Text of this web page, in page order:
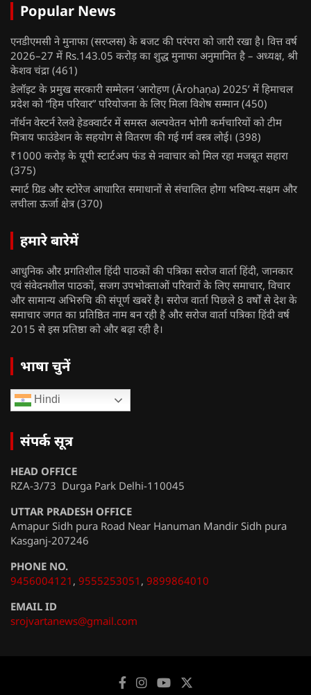
Popular News
एनडीएमसी ने मुनाफा (सरप्लस) के बजट की परंपरा को जारी रखा है। वित्त वर्ष
2026–27 में Rs.143.05 करोड़ का शुद्ध मुनाफा अनुमानित है – अध्यक्ष, श्री
केशव चंद्रा (461)
डेलॉइट के प्रमुख सरकारी सम्मेलन ‘आरोहण (Ārohaṇa) 2025’ में हिमाचल
प्रदेश को “हिम परिवार” परियोजना के लिए मिला विशेष सम्मान (450)
नॉर्थन वेस्टर्न रेलवे हेडक्वार्टर में समस्त अल्पवेतन भोगी कर्मचारियों को टीम
मित्राय फाउंडेशन के सहयोग से वितरण की गई गर्म वस्त्र लोई। (398)
₹1000 करोड़ के यूपी स्टार्टअप फंड से नवाचार को मिल रहा मजबूत सहारा
(375)
स्मार्ट ग्रिड और स्टोरेज आधारित समाधानों से संचालित होगा भविष्य-सक्षम और
लचीला ऊर्जा क्षेत्र (370)
हमारे बारेमें
आधुनिक और प्रगतिशील हिंदी पाठकों की पत्रिका सरोज वार्ता हिंदी, जानकार
एवं संवेदनशील पाठकों, सजग उपभोक्ताओं परिवारों के लिए समाचार, विचार
और सामान्य अभिरुचि की संपूर्ण खबरें है। सरोज वार्ता पिछले 8 वर्षों से देश के
समाचार जगत का प्रतिष्ठित नाम बन रही है और सरोज वार्ता पत्रिका हिंदी वर्ष
2015 से इस प्रतिष्ठा को और बढ़ा रही है।
भाषा चुनें
Hindi
संपर्क सूत्र
HEAD OFFICE
RZA-3/73 Durga Park Delhi-110045
UTTAR PRADESH OFFICE
Amapur Sidh pura Road Near Hanuman Mandir Sidh pura
Kasganj-207246
PHONE NO.
9456004121 , 9555253051 , 9899864010
EMAIL ID
srojvartanews@gmail.com